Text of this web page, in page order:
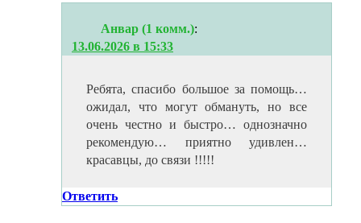
Анвар (1 комм.):
13.06.2026 в 15:33
Ребята, спасибо большое за помощь…
ожидал, что могут обмануть, но все
очень честно и быстро… однозначно
рекомендую… приятно удивлен…
красавцы, до связи !!!!!
Ответить